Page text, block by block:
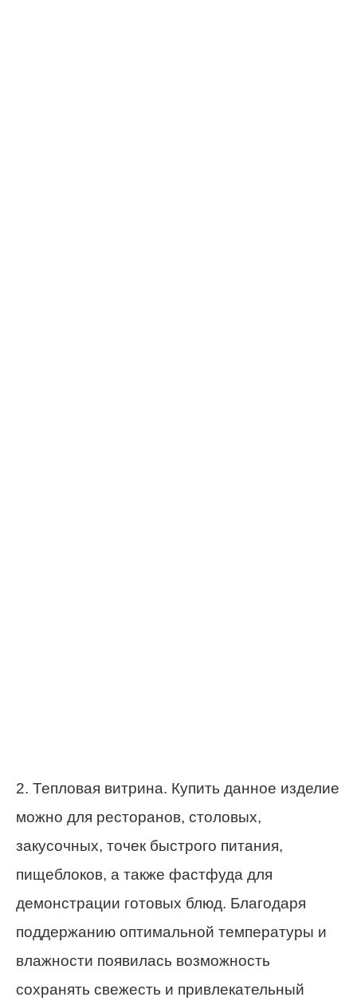
2. Тепловая витрина. Купить данное изделие
можно для ресторанов, столовых,
закусочных, точек быстрого питания,
пищеблоков, а также фастфуда для
демонстрации готовых блюд. Благодаря
поддержанию оптимальной температуры и
влажности появилась возможность
сохранять свежесть и привлекательный